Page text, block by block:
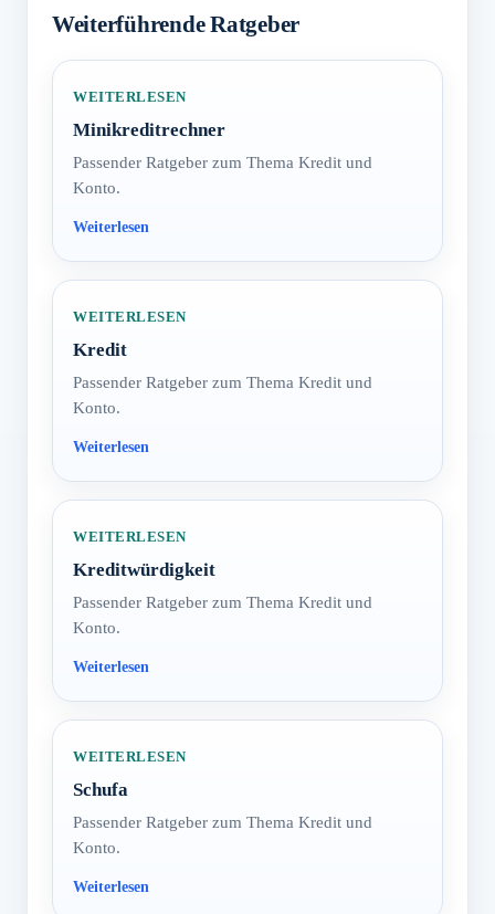
Weiterführende Ratgeber
WEITERLESEN
Minikreditrechner
Passender Ratgeber zum Thema Kredit und
Konto.
WEITERLESEN
Kredit
Passender Ratgeber zum Thema Kredit und
Konto.
WEITERLESEN
Kreditwürdigkeit
Passender Ratgeber zum Thema Kredit und
Konto.
WEITERLESEN
Schufa
Passender Ratgeber zum Thema Kredit und
Konto.